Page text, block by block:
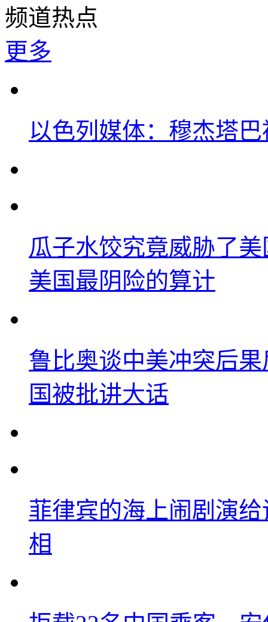
频道热点
更多
以色列媒体：穆杰塔
瓜子水饺究竟威胁了
美国最阴险的算计
鲁比奥谈中美冲突后
国被批讲大话
菲律宾的海上闹剧演
相